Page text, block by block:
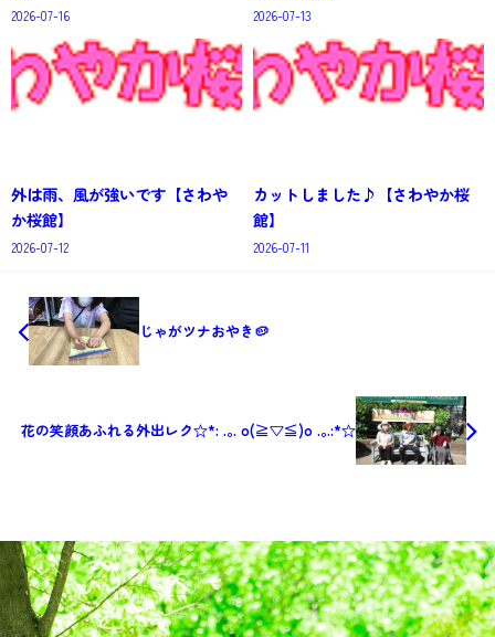
2026-07-16 2026-07-13
外は雨、風が強いです【さわや
か桜館】
2026-07-12
カットしました♪【さわやか桜
館】
2026-07-11
じゃがツナおやき🥔
花の笑顔あふれる外出レク☆*: .｡. o(≧▽≦)o .｡.:*☆